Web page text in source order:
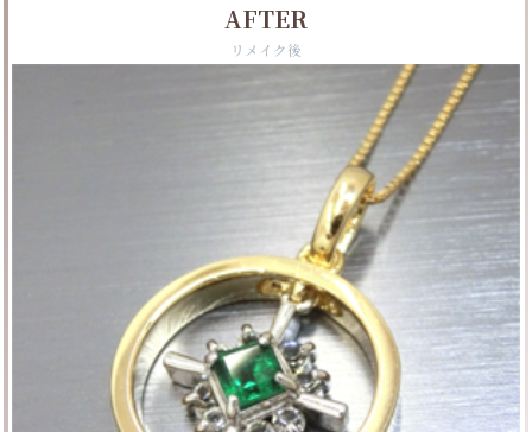
AFTER
リメイク後